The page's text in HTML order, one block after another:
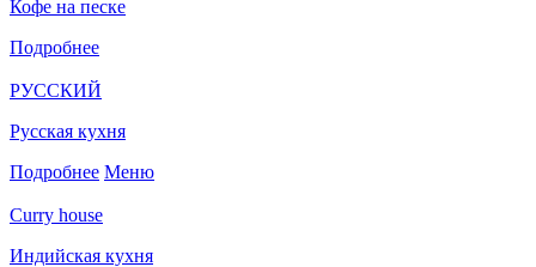
Кофе на песке
Подробнее
РУССКИЙ
Русская кухня
Подробнее Меню
Curry house
Индийская кухня